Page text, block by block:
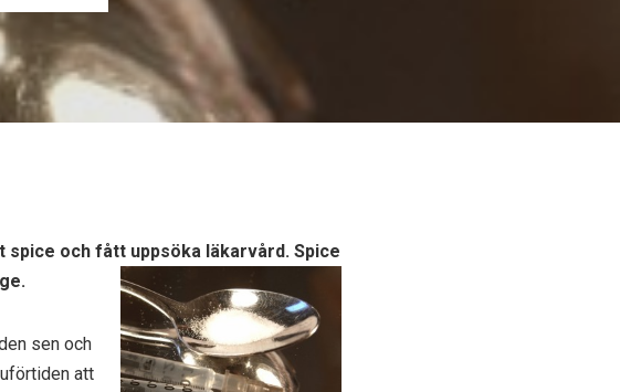
och fått uppsöka läkarvård. Spice
sen och
att